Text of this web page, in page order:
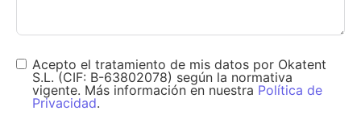
Acepto el tratamiento de mis datos por Okatent
S.L. (CIF: B-63802078) según la normativa
vigente. Más información en nuestra Política de
Privacidad.